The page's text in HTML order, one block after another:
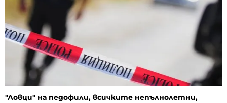
"Ловци" на педофили, всичките непълнолетни,